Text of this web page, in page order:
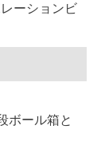
ーションビ
ボール箱と